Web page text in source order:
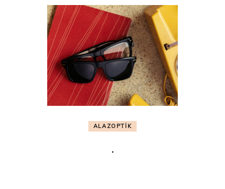
ALAZOPTİK
.